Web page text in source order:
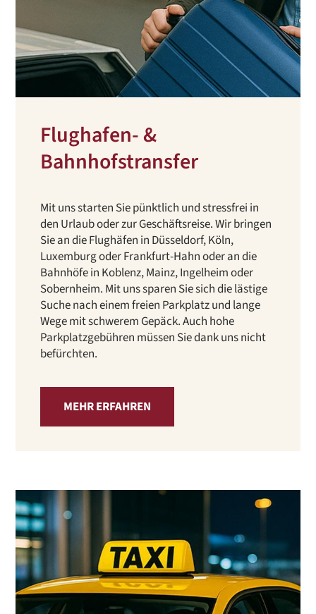
Flughafen- &
Bahnhofstransfer
Mit uns starten Sie pünktlich und stressfrei in
den Urlaub oder zur Geschäftsreise. Wir bringen
Sie an die Flughäfen in Düsseldorf, Köln,
Luxemburg oder Frankfurt-Hahn oder an die
Bahnhöfe in Koblenz, Mainz, Ingelheim oder
Sobernheim. Mit uns sparen Sie sich die lästige
Suche nach einem freien Parkplatz und lange
Wege mit schwerem Gepäck. Auch hohe
Parkplatzgebühren müssen Sie dank uns nicht
befürchten.
MEHR ERFAHREN